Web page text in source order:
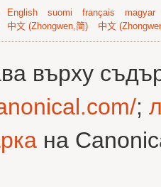
English suomi français
magyar
中文 (Zhongwen,简) 中文
върху
;
на